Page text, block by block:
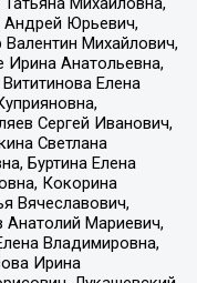
Андрей Юрьевич,
Михайлович,
Ирина Анатольевна,
Елена
Сергей Иванович,
Светлана
Буртина Елена
Кокорина
Вячеславович,
Анатолий Мариевич,
Владимировна,
Ирина